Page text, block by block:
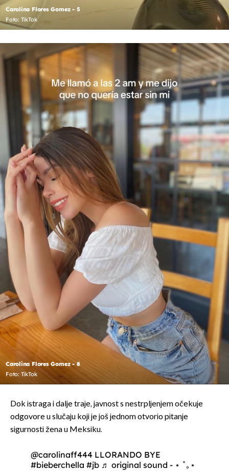
Carolina Flores Gomez - 5
Foto: TikTok
Carolina Flores Gomez - 8
Foto: TikTok
Dok istraga i dalje traje, javnost s nestrpljenjem očekuje
odgovore u slučaju koji je još jednom otvorio pitanje
sigurnosti žena u Meksiku.
@carolinaff444 LLORANDO BYE
#bieberchella #jb ♬ original sound - ⋆ ˚｡⋆